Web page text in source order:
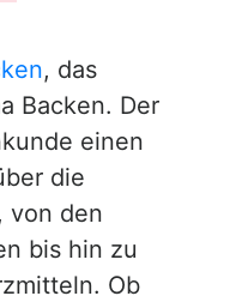
, das
Backen. Der
einen
die
von den
bis hin zu
Ob